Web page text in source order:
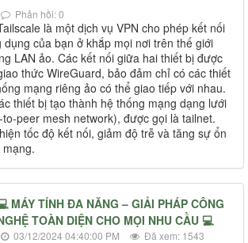
Phản hồi: 0
là một dịch vụ VPN cho phép kết nối
của bạn ở khắp mọi nơi trên thế giới
LAN ảo. Các kết nối giữa hai thiết bị được
thức WireGuard, bảo đảm chỉ có các thiết
mạng riêng ảo có thể giao tiếp với nhau.
thiết bị tạo thành hệ thống mạng dạng lưới
peer mesh network), được gọi là tailnet.
tốc độ kết nối, giảm độ trễ và tăng sự ổn
MÁY TÍNH ĐA NĂNG – GIẢI PHÁP CÔNG
TOÀN DIỆN CHO MỌI NHU CẦU 💻
03/12/2024 04:40:00 PM
Đã xem: 1543